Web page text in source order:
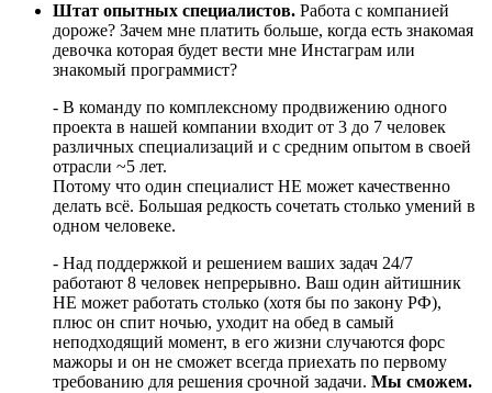
Штат опытных специалистов. Работа с компанией
дороже? Зачем мне платить больше, когда есть знакомая
девочка которая будет вести мне Инстаграм или
знакомый программист?
- В команду по комплексному продвижению одного
проекта в нашей компании входит от 3 до 7 человек
различных специализаций и с средним опытом в своей
отрасли ~5 лет.
Потому что один специалист НЕ может качественно
делать всё. Большая редкость сочетать столько умений в
одном человеке.
- Над поддержкой и решением ваших задач 24/7
работают 8 человек непрерывно. Ваш один айтишник
НЕ может работать столько (хотя бы по закону РФ),
плюс он спит ночью, уходит на обед в самый
неподходящий момент, в его жизни случаются форс
мажоры и он не сможет всегда приехать по первому
требованию для решения срочной задачи. Мы сможем.